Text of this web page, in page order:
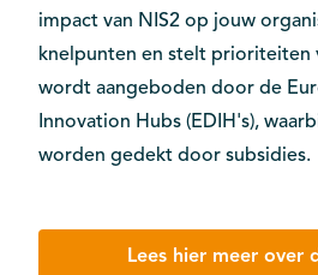
impact van NIS2 op jouw
knelpunten en stelt prioriteiten
wordt aangeboden door de
Innovation Hubs (EDIH's),
worden gedekt door subsidies.
Lees hier meer over